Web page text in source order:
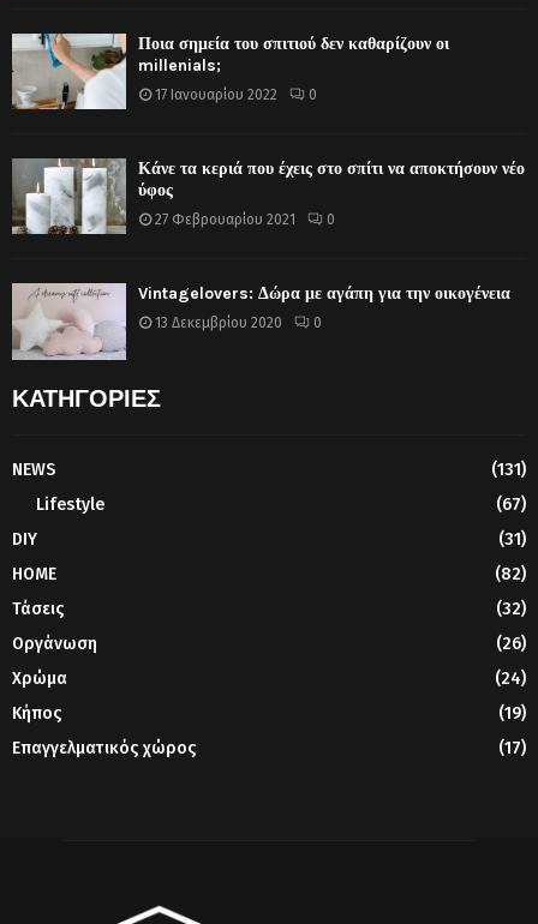
Ποια σημεία του σπιτιού δεν καθαρίζουν οι
millenials;
17 Ιανουαρίου 2022 0
Κάνε τα κεριά που έχεις στο σπίτι να αποκτήσουν νέο
ύφος
27 Φεβρουαρίου 2021 0
Vintagelovers: Δώρα με αγάπη για την οικογένεια
13 Δεκεμβρίου 2020 0
ΚΑΤΗΓΟΡΙΕΣ
NEWS
(131)
Lifestyle
(67)
DIY
(31)
HOME
(82)
Τάσεις
(32)
Οργάνωση
(26)
Χρώμα
(24)
Κήπος
(19)
Επαγγελματικός χώρος
(17)